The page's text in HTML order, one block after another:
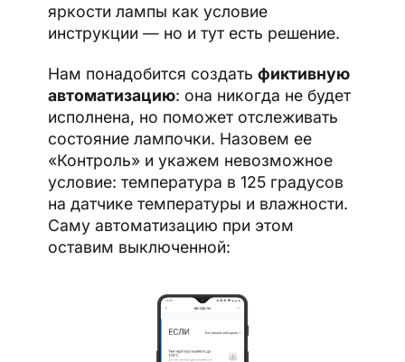
яркости лампы как условие
инструкции — но и тут есть решение.
Нам понадобится создать фиктивную
автоматизацию: она никогда не будет
исполнена, но поможет отслеживать
состояние лампочки. Назовем ее
«Контроль» и укажем невозможное
условие: температура в 125 градусов
на датчике температуры и влажности.
Саму автоматизацию при этом
оставим выключенной: